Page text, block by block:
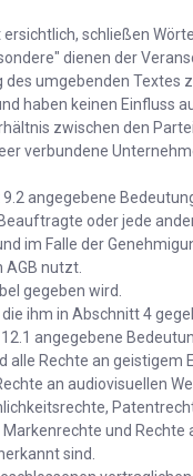
schließen
dienen der
umgebenden Textes
haben keinen Einfluss
zwischen den
verbundene
angegebene
oder jede
im Falle der
nutzt.
gegeben wird.
ihm in Abschnitt 4
angegebene
alle Rechte an geistigem
an audiovisuellen
und Rechte
sind.